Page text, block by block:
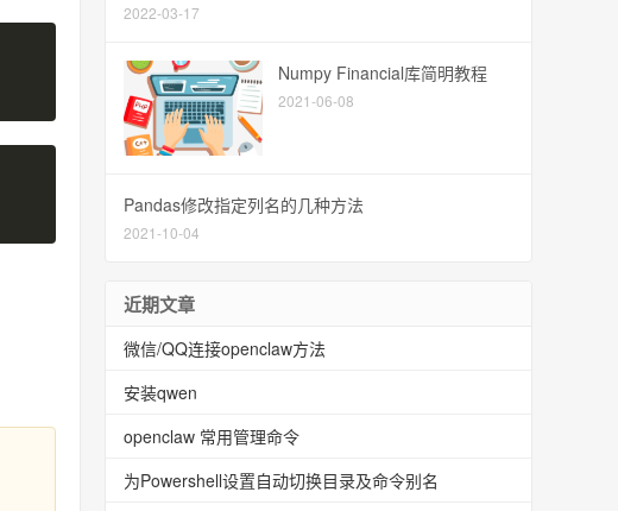
2022-03-17
Numpy Financial库简明教程
2021-06-08
Pandas修改指定列名的几种方法
2021-10-04
近期文章
微信/QQ连接openclaw方法
安装qwen
openclaw 常用管理命令
为Powershell设置自动切换目录及命令别名